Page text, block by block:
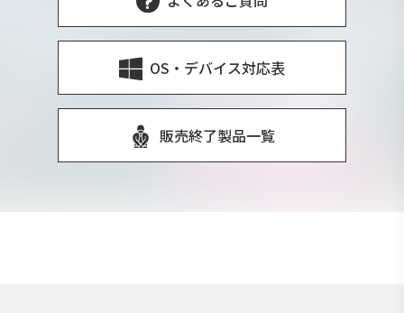
OS・デバイス対応表
販売終了製品一覧